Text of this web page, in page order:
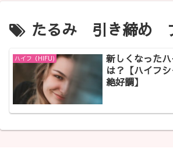
たるみ 引き締め
ハイフ（HIFU)
新しくなった
は？【ハイフ
絶好調】